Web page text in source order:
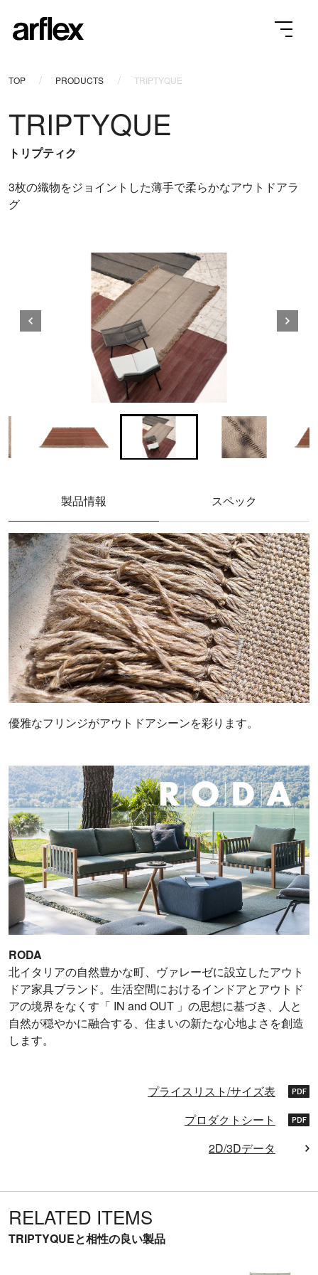
TOP PRODUCTS TRIPTYQUE
TRIPTYQUE
トリプティク
3枚の織物をジョイントした薄手で柔らかなアウトドアラ
グ
製品情報 スペック
優雅なフリンジがアウトドアシーンを彩ります。
RODA
北イタリアの自然豊かな町、ヴァレーゼに設立したアウト
ドア家具ブランド。生活空間におけるインドアとアウトド
アの境界をなくす「 IN and OUT 」の思想に基づき、人と
自然が穏やかに融合する、住まいの新たな心地よさを創造
します。
プライスリスト/サイズ表
プロダクトシート
2D/3Dデータ
RELATED ITEMS
TRIPTYQUEと相性の良い製品